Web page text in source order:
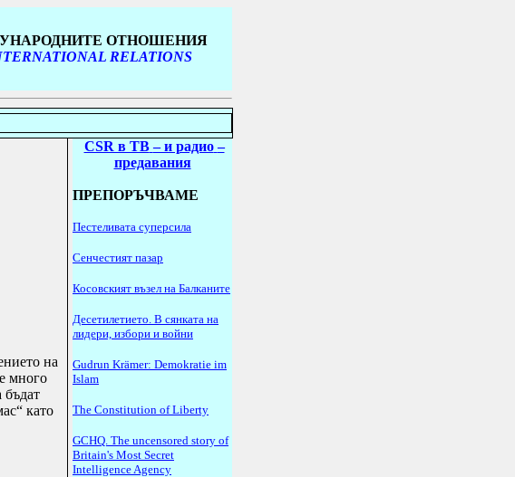
ОТНОШЕНИЯ
RELATIONS
на
много
бъдат
като
CSR в ТВ – и радио –
предавания
ПРЕПОРЪЧВАМЕ
Пестеливата суперсила
Сенчестият пазар
Косовският възел на Балканите
Десетилетието. В сянката на
лидери, избори и войни
Gudrun Krämer: Demokratie im
Islam
The Constitution of Liberty
GCHQ. The uncensored story of
Britain's Most Secret
Intelligence Agency